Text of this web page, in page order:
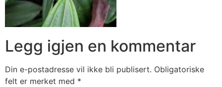
Legg igjen en kommentar
Din e-postadresse vil ikke bli publisert. Obligatoriske
felt er merket med *